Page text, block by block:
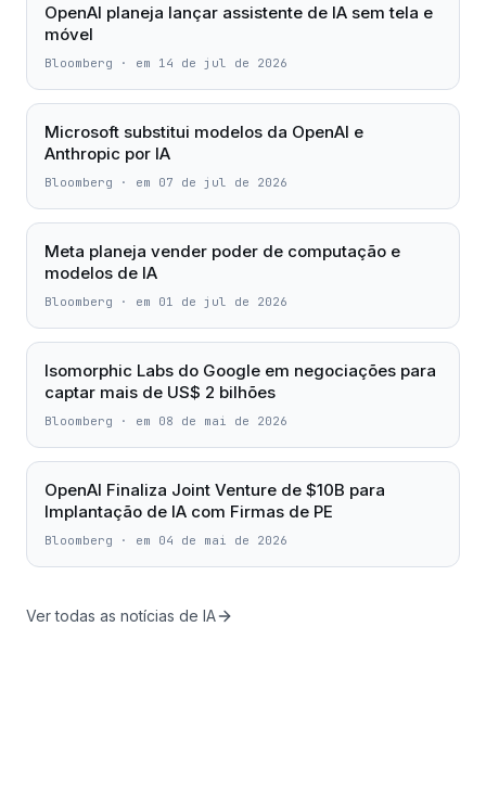
OpenAI planeja lançar assistente de IA sem tela e
móvel
Bloomberg · em 14 de jul de 2026
Microsoft substitui modelos da OpenAI e
Anthropic por IA
Bloomberg · em 07 de jul de 2026
Meta planeja vender poder de computação e
modelos de IA
Bloomberg · em 01 de jul de 2026
Isomorphic Labs do Google em negociações para
captar mais de US$ 2 bilhões
Bloomberg · em 08 de mai de 2026
OpenAI Finaliza Joint Venture de $10B para
Implantação de IA com Firmas de PE
Bloomberg · em 04 de mai de 2026
Ver todas as notícias de IA